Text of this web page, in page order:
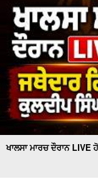
ਖਾਲਸਾ ਮਾਰਚ ਦੌਰਾਨ